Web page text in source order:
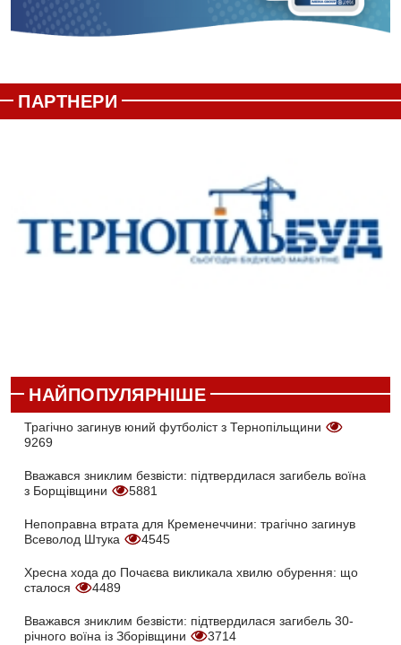
ПАРТНЕРИ
НАЙПОПУЛЯРНІШЕ
Трагічно загинув юний футболіст з Тернопільщини
9269
Вважався зниклим безвісти: підтвердилася загибель воїна
з Борщівщини
5881
Непоправна втрата для Кременеччини: трагічно загинув
Всеволод Штука
4545
Хресна хода до Почаєва викликала хвилю обурення: що
сталося
4489
Вважався зниклим безвісти: підтвердилася загибель 30-
річного воїна із Зборівщини
3714